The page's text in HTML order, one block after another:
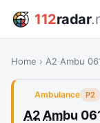
112radar
Home › A2 Ambu
Ambulance P2
A2 Ambu